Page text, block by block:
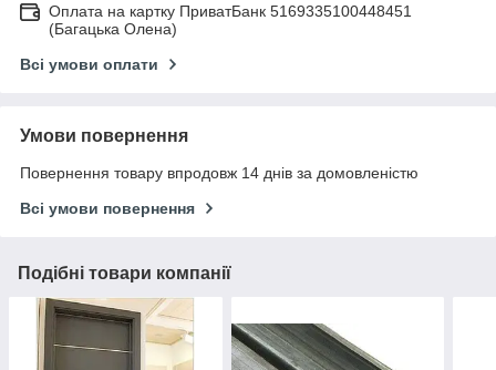
Оплата на картку ПриватБанк 5169335100448451
(Багацька Олена)
Всі умови оплати
Умови повернення
Повернення товару впродовж 14 днів за домовленістю
Всі умови повернення
Подібні товари компанії